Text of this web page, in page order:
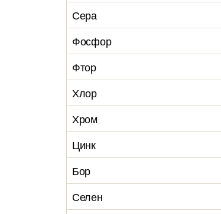
Сера
Фосфор
Фтор
Хлор
Хром
Цинк
Бор
Селен